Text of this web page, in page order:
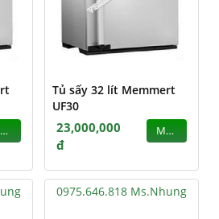
MUA
Tủ sấy 32 lít Memmert
UF30
23,000,000
đ
MUA
0975.646.818 Ms.Nhung